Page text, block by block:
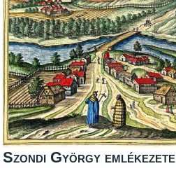
Szondi György emlékezete